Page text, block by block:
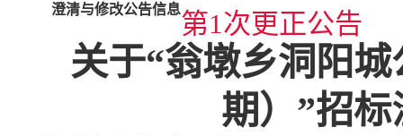
澄清与修改公告信息第1次更正公告
关于“翁墩乡洞阳
期）”招